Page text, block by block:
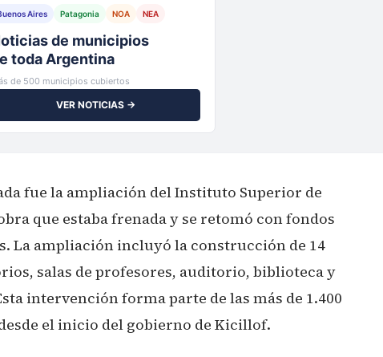
Aires Patagonia NOA NEA
municipio,
instante
de 500 municipios cubiertos
VER NOTICIAS →
fue la ampliación del Instituto Superior de
que estaba frenada y se retomó con fondos
La ampliación incluyó la construcción de 14
salas de profesores, auditorio, biblioteca y
intervención forma parte de las más de 1.400
el inicio del gobierno de Kicillof.